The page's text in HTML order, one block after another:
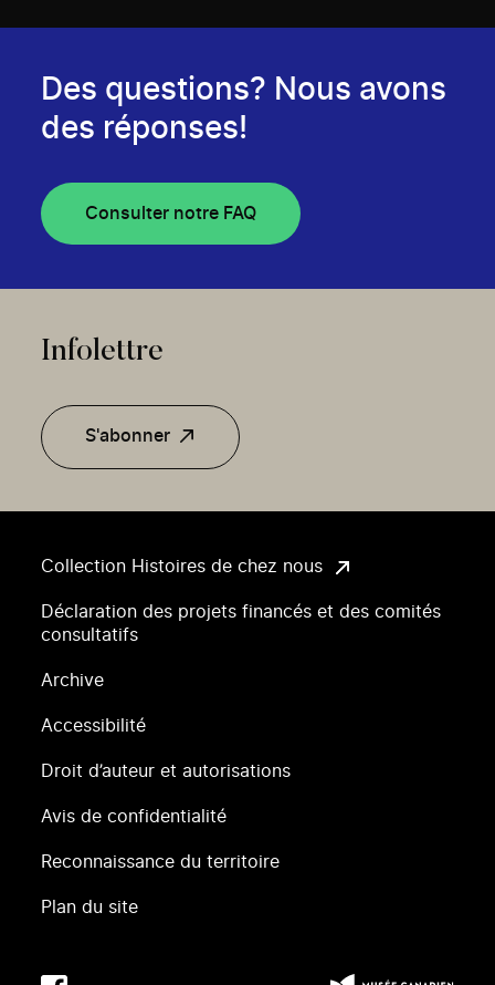
Collection Histoires de chez nous
Déclaration des projets financés et des comités
consultatifs
Archive
Accessibilité
Droit d’auteur et autorisations
Avis de confidentialité
Reconnaissance du territoire
Plan du site
Des questions? Nous avons
des réponses!
Consulter notre FAQ
Infolettre
S'abonner